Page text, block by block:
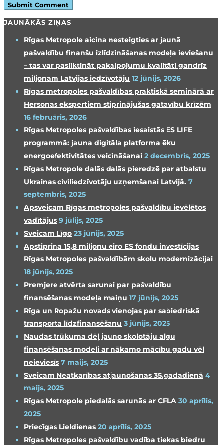
JAUNĀKĀS ZIŅAS
Rīgas Metropole aicina nesteigties ar jaunā
pašvaldību finanšu izlīdzināšanas modeļa ieviešanu
– tas var pasliktināt pakalpojumu kvalitāti gandrīz
miljonam Latvijas iedzīvotāju 12 jūnijs, 2026
Rīgas metropoles pašvaldības praktiskā seminārā ar
Hersonas ekspertiem stiprinājušas gatavību krīzēm
16 februāris, 2026
Rīgas Metropoles pašvaldības iesaistās ES LIFE
programmā: jauna digitāla platforma ēku
energoefektivitātes veicināšanai 2 decembris, 2025
Rīgas Metropole dalās dalās pieredzē par atbalstu
Ukrainas civiliedzīvotāju uzņemšanai Latvijā. 7
septembris, 2025
Apsveicam Rīgas metropoles pašvaldību ievēlētos
vadītājus 9 jūlijs, 2025
Sveicam Līgo 23 jūnijs, 2025
Apstiprina 15,8 miljonu eiro ES fondu investīcijas
Rīgas Metropoles pašvaldībām skolu modernizācijai
18 jūnijs, 2025
Premjere atvērta sarunai par pašvaldību
finansēšanas modeļa maiņu 17 jūnijs, 2025
Rīga un Ropažu novads vienojas par sabiedriskā
transporta līdzfinansēšanu 3 jūnijs, 2025
Naudas trūkuma dēļ jauno skolotāju algu
finansēšanas modeli ar nākamo mācību gadu vēl
neieviesīs 7 maijs, 2025
Sveicam Neatkarības atjaunošanas 35.gadadienā 4
maijs, 2025
Rīgas Metropole piedalās sarunās ar CFLA 30 aprīlis,
2025
Priecīgas Lieldienas 20 aprīlis, 2025
Rīgas Metropoles pašvaldību vadība tiekas biedru